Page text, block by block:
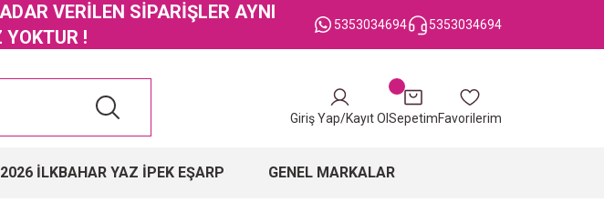
VERİLEN SİPARİŞLER AYNI
YOKTUR !
5353034694 5353034694
Giriş Yap/Kayıt Ol SepetimFavorilerim
İLKBAHAR YAZ İPEK EŞARP GENEL MARKALAR